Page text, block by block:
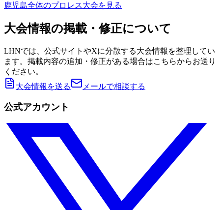
鹿児島全体のプロレス大会を見る
大会情報の掲載・修正について
LHNでは、公式サイトやXに分散する大会情報を整理してい
ます。掲載内容の追加・修正がある場合はこちらからお送り
ください。
大会情報を送る
メールで相談する
公式アカウント